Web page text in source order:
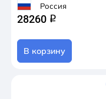
Россия
28260 q
В корзину